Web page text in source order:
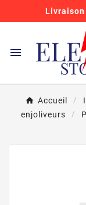

Accueil
enjoliveurs